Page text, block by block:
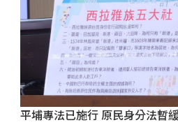
平埔專法已施行 原民身分法暫